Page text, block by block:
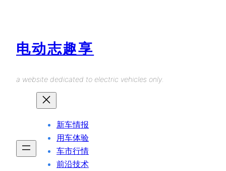
电动志趣享
a website dedicated to electric vehicles only.
新车情报
用车体验
车市行情
前沿技术